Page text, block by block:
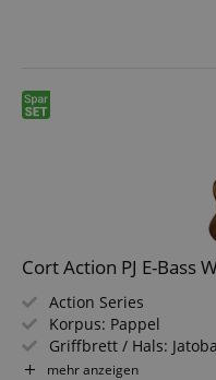
Cort Action PJ E-Bass
Action Series
Korpus: Pappel
Griffbrett / Hals:
Pickups: 1x Standard
mehr anzeigen